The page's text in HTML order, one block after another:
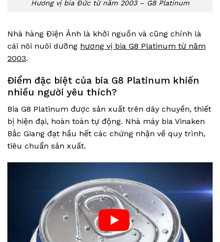
Hương vị bia Đức từ năm 2003 – G8 Platinum
Nhà hàng Điện Ảnh là khởi nguồn và cũng chính là
cái nôi nuôi dưỡng hương vị bia G8 Platinum từ năm
2003.
Điểm đặc biệt của bia G8 Platinum khiến
nhiều người yêu thích?
Bia G8 Platinum được sản xuất trên dây chuyền, thiết
bị hiện đại, hoàn toàn tự động. Nhà máy bia Vinaken
Bắc Giang đạt hầu hết các chứng nhận về quy trình,
tiêu chuẩn sản xuất.